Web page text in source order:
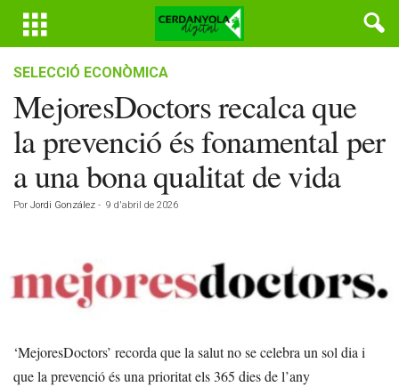
SELECCIÓ ECONÒMICA
MejoresDoctors recalca que
la prevenció és fonamental per
a una bona qualitat de vida
Por Jordi González - 9 d'abril de 2026
‘MejoresDoctors’ recorda que la salut no se celebra un sol dia i
que la prevenció és una prioritat els 365 dies de l’any